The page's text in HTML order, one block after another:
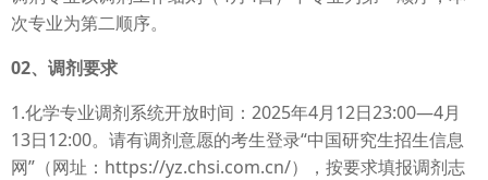
次专业为第二顺序。
02、调剂要求
1.化学专业调剂系统开放时间：2025年4月12日23:00—4月
13日12:00。请有调剂意愿的考生登录“中国研究生招生信息
网”（网址：https://yz.chsi.com.cn/），按要求填报调剂志